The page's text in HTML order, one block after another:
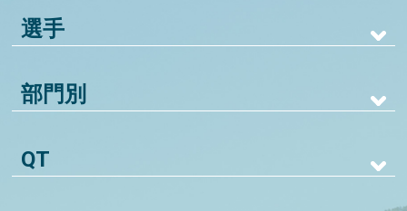
選手
部門別
QT